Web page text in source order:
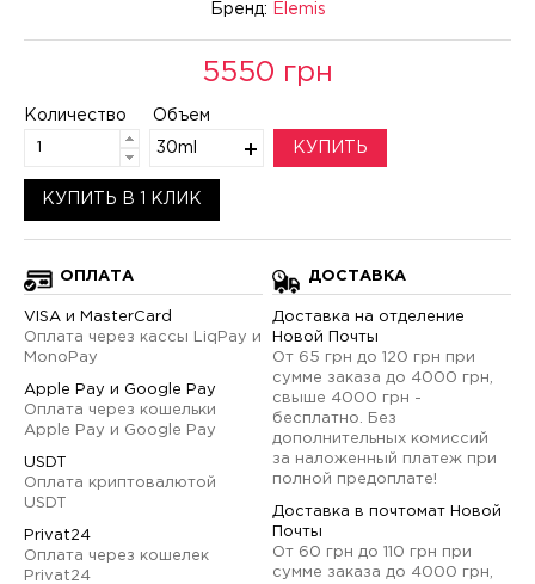
Бренд:
Elemis
5550 грн
Количество Объем
30ml КУПИТЬ
КУПИТЬ В 1 КЛИК
ОПЛАТА
VISA и MasterCard
Оплата через кассы LiqPay и
MonoPay
Apple Pay и Google Pay
Оплата через кошельки
Apple Pay и Google Pay
USDT
Оплата криптовалютой
USDT
Privat24
Оплата через кошелек
Privat24
ДОСТАВКА
Доставка на отделение
Новой Почты
От 65 грн до 120 грн при
сумме заказа до 4000 грн,
свыше 4000 грн -
бесплатно. Без
дополнительных комиссий
за наложенный платеж при
полной предоплате!
Доставка в почтомат Новой
Почты
От 60 грн до 110 грн при
сумме заказа до 4000 грн,